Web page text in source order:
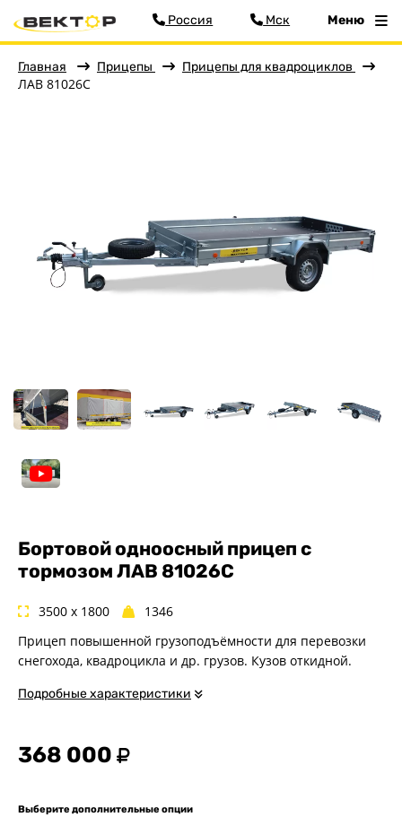
Меню
Спец. назначения
Прицепы-автовозы
Прицепы с тормозом
Прицепы для снегоходов
Прицепы для лодок и
Прицепы для лодки РИБ
Фильтр
Россия Мск Меню
Главная Прицепы Прицепы для квадроциклов
ЛАВ 81026C
Бортовой одноосный прицеп с
тормозом ЛАВ 81026C
3500 x 1800
1346
Прицеп повышенной грузоподъёмности для перевозки
снегохода, квадроцикла и др. грузов. Кузов откидной.
Подробные характеристики
368 000
Выберите дополнительные опции